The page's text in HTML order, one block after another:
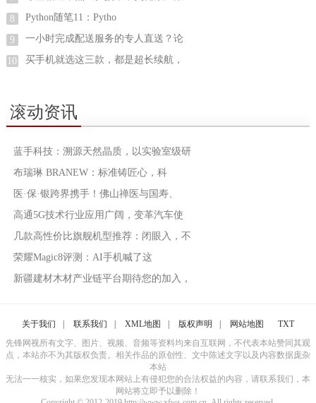
8 Python随笔11：Pytho
9 一小时完成配送服务的专人直送？论
10 买手机就选这三款，都是超长续航，
滚动资讯
蓝手科技：溯源天然晶质，以实验室级研
布瑞琳 BRANEW：标准铸匠心，科
医·保·银跨界携手！佛山禅医与国寿、
高通5G技术行业应用广阔，变革汽车使
几款高性价比旗舰机型推荐：闭眼入，不
荣耀Magic8评测：AI手机喊了这
新疆建材木材产业链平台期待您的加入，
关于我们 联系我们 XML地图 版权声明 网站地图
TXT
先锋网视所有文字、图片、视频、音频等资料均来自互联网，不代表本站赞同其观
点，本站亦不为其版权负责。相关作品的原创性、文中陈述文字以及内容数据庞杂
本站
无法一一核实，如果您发现本网站上有侵犯您的合法权益的内容，请联系我们，本
网站将立即予以删除！